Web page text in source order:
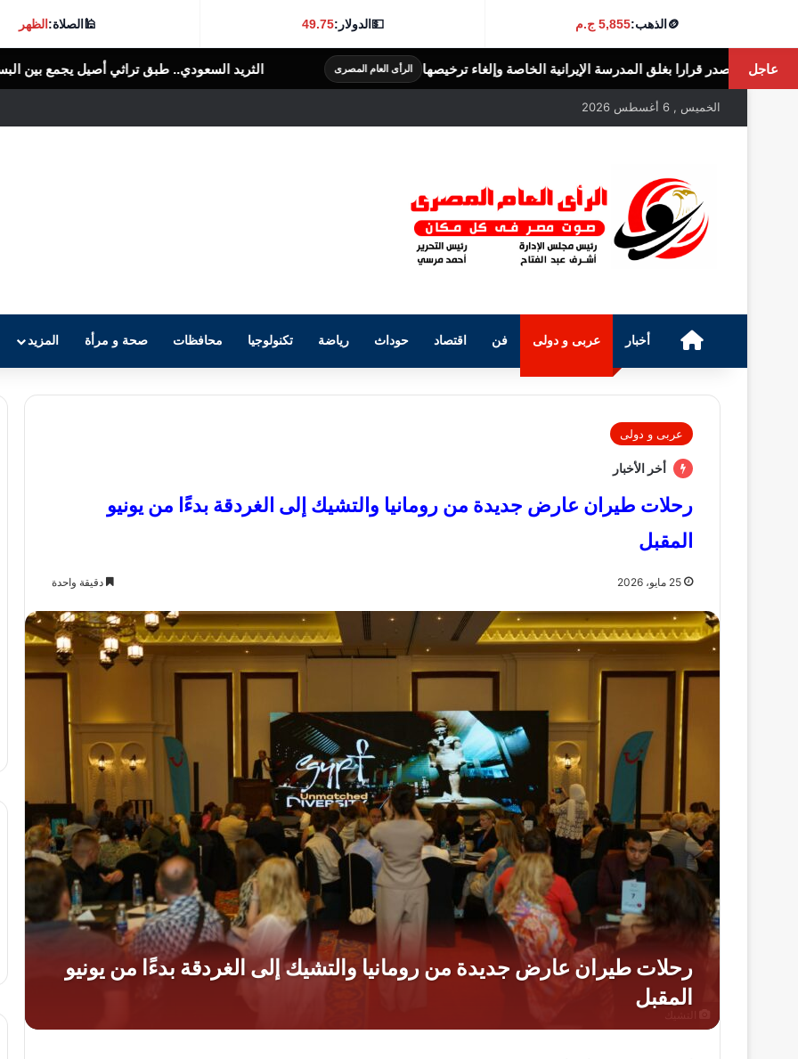
🪙الذهب:5,855 ج.م 💵الدولار:49.75
🕌الصلاة:الظهر
عاجلالإيرانية الخاصة وإلغاء ترخيصها الرأى العام المصرى الثريد السعودي.. طبق تراثي أصيل يجمع بين البساطة والنكهة الغنية الرأى
الخميس , 6 أغسطس 2026
الرئيسيةأخبار عربى و دولى فن اقتصاد حوداث رياضة تكنولوجيا محافظات صحة و مرأة المزيد
عربى و دولى
أخر الأخبار
رحلات طيران عارض جديدة من رومانيا والتشيك إلى الغردقة بدءًا من يونيو
المقبل
25 مايو، 2026 دقيقة واحدة